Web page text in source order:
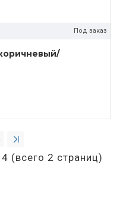
Под заказ
(всего 2 страниц)